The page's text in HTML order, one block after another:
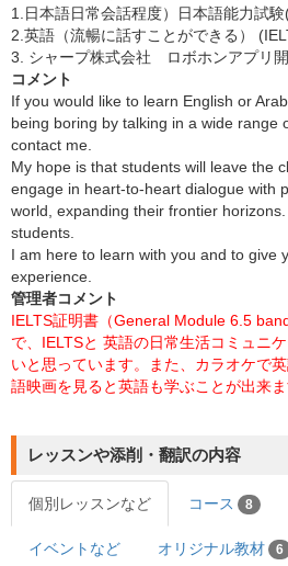
1.日本語日常会話程度）日本語能力試
2.英語（流暢に話すことができる）
3. シャープ株式会社 ロボホンアプリ
コメント
If you would like to learn English or
being boring by talking in a wide range
contact me.
My hope is that students will leave the
engage in heart-to-heart dialogue with
world, expanding their frontier
students.
I am here to learn with you and to give
experience.
管理者コメント
IELTS証明書（General Module 6.5
で、IELTSと 英語の日常生活コミュニ
いと思っています。また、カラオケで
語映画を見ると英語も学ぶことが出来ま
レッスンや添削・翻訳の内容
個別レッスンなど コース 8
イベントなど オリジナル教材 6